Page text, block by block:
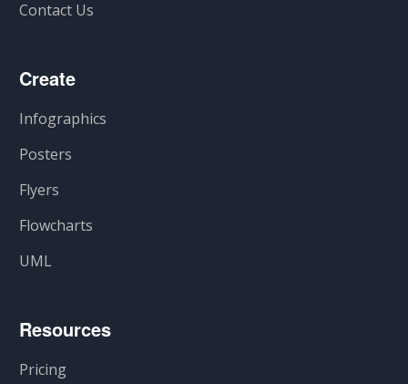
Contact Us
Create
Infographics
Posters
Flyers
Flowcharts
UML
Resources
Pricing